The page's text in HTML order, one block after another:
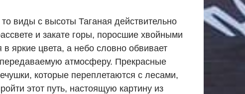
виды с высоты Таганая действительно
и закате горы, поросшие хвойными
яркие цвета, а небо словно обвивает
атмосферу. Прекрасные
которые переплетаются с лесами,
этот путь, настоящую картину из